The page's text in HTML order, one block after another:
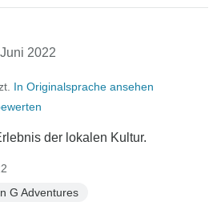
Juni 2022
In Originalsprache ansehen
der lokalen Kultur.
G Adventures